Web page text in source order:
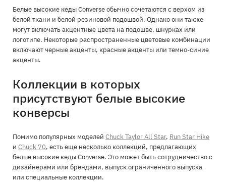
Белые высокие кеды Converse обычно сочетаются с верхом из
белой ткани и белой резиновой подошвой. Однако они также
могут включать акцентные цвета на подошве, шнурках или
логотипе. Некоторые распространенные цветовые комбинации
включают черные акценты, красные акценты или темно-синие
акценты.
Коллекции в которых
присутствуют белые высокие
конверсы
Помимо популярных моделей Chuck Taylor All Star, Run Star Hike
и Chuck 70, есть еще несколько коллекций, предлагающих
белые высокие кеды Converse. Это может быть сотрудничество с
дизайнерами или брендами, выпуск ограниченного выпуска
или специальные коллекции.